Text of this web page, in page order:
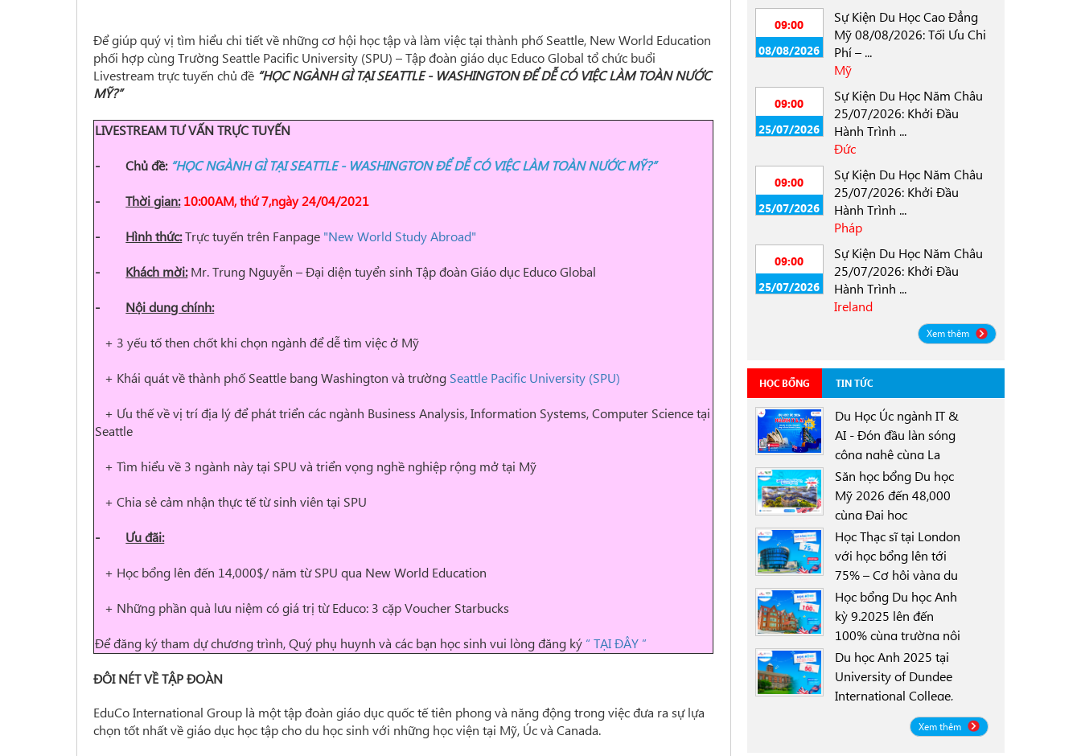
Để giúp quý vị tìm hiểu chi tiết về những cơ hội học tập và làm việc tại thành phố Seattle, New World Education
phối hợp cùng Trường Seattle Pacific University (SPU) – Tập đoàn giáo dục Educo Global tổ chức buổi
Livestream trực tuyến chủ đề “HỌC NGÀNH GÌ TẠI SEATTLE - WASHINGTON ĐỂ DỄ CÓ VIỆC LÀM TOÀN NƯỚC
MỸ?”
LIVESTREAM TƯ VẤN TRỰC TUYẾN
-Chủ đề: “HỌC NGÀNH GÌ TẠI SEATTLE - WASHINGTON ĐỂ DỄ CÓ VIỆC LÀM TOÀN NƯỚC MỸ?”
-Thời gian: 10:00AM, thứ 7,ngày 24/04/2021
- Hình thức:Trực tuyến trên Fanpage "New World Study Abroad"
- Khách mời: Mr. Trung Nguyễn – Đại diện tuyển sinh Tập đoàn Giáo dục Educo Global
- Nội dung chính:
+ 3 yếu tố then chốt khi chọn ngành để dễ tìm việc ở Mỹ
+ Khái quát về thành phố Seattle bang Washington và trường Seattle Pacific University (SPU)
+ Ưu thế về vị trí địa lý để phát triển các ngành Business Analysis, Information Systems, Computer Science tại
Seattle
+ Tìm hiểu về 3 ngành này tại SPU và triển vọng nghề nghiệp rộng mở tại Mỹ
+ Chia sẻ cảm nhận thực tế từ sinh viên tại SPU
- Ưu đãi:
+ Học bổng lên đến 14,000$/ năm từ SPU qua New World Education
+ Những phần quà lưu niệm có giá trị từ Educo: 3 cặp Voucher Starbucks
Để đăng ký tham dự chương trình, Quý phụ huynh vàcác bạn học sinh vui lòng đăng ký “ TẠI ĐÂY ”
ĐÔI NÉT VỀ TẬP ĐOÀN
EduCo International Group là một tập đoàn giáo dục quốc tế tiên phong và năng động trong việc đưa ra sự lựa
chọn tốt nhất về giáo dục học tập cho du học sinh với những học viện tại Mỹ, Úc và Canada.
09:00
08/08/2026
Sự Kiện Du Học Cao Đẳng
Mỹ 08/08/2026: Tối Ưu Chi
Phí – ...
Mỹ
09:00
25/07/2026
Sự Kiện Du Học Năm Châu
25/07/2026: Khởi Đầu
Hành Trình ...
Đức
09:00
25/07/2026
Sự Kiện Du Học Năm Châu
25/07/2026: Khởi Đầu
Hành Trình ...
Pháp
09:00
25/07/2026
Sự Kiện Du Học Năm Châu
25/07/2026: Khởi Đầu
Hành Trình ...
Ireland
Xem thêm
HỌC BỔNG TIN TỨC
Du Học Úc ngành IT &
AI - Đón đầu làn sóng
công nghệ cùng La
Trobe University
Sydney Campus với
học bổng 30%
Săn học bổng Du học
Mỹ 2026 đến 48,000
cùng Đại học
University of North
Texas (UNT)
Học Thạc sĩ tại London
với học bổng lên tới
75% – Cơ hội vàng du
học Anh 2025
Học bổng Du học Anh
kỳ 9.2025 lên đến
100% cùng trường nội
trú Worthgate School
Canterbury
Du học Anh 2025 tại
University of Dundee
International College,
Scotland ICD - Lộ trình
linh hoạt, học bổng
Xem thêm